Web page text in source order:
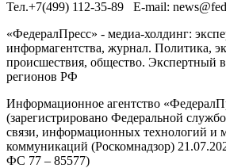
Тел.+7(499) 112-35-89 E-mail:
«ФедералПресс» - медиа-холдинг:
информагентства, журнал. Политика,
происшествия, общество. Экспертный
регионов РФ
Информационное агентство
(зарегистрировано Федеральной
связи, информационных технологий и
коммуникаций (Роскомнадзор)
ФС 77 – 85577)